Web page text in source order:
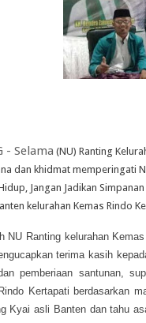
- Selama (NU) Ranting
dan khidmat memperingati
Jangan Jadikan
kelurahan Kemas Rindo
NU Ranting kelurahan
terima kasih
pemberiaan santunan,
Kertapati berdasarkan
Kyai asli Banten dan tahu